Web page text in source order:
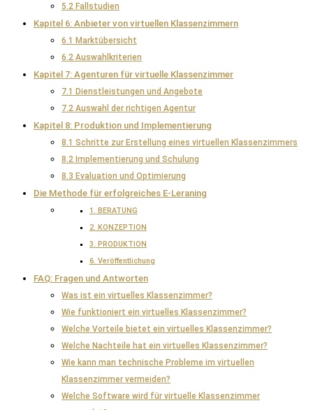
5.2 Fallstudien
Kapitel 6: Anbieter von virtuellen Klassenzimmern
6.1 Marktübersicht
6.2 Auswahlkriterien
Kapitel 7: Agenturen für virtuelle Klassenzimmer
7.1 Dienstleistungen und Angebote
7.2 Auswahl der richtigen Agentur
Kapitel 8: Produktion und Implementierung
8.1 Schritte zur Erstellung eines virtuellen Klassenzimmers
8.2 Implementierung und Schulung
8.3 Evaluation und Optimierung
Die Methode für erfolgreiches E-Leraning
1. BERATUNG
2. KONZEPTION
3. PRODUKTION
6. Veröffentlichung
FAQ: Fragen und Antworten
Was ist ein virtuelles Klassenzimmer?
Wie funktioniert ein virtuelles Klassenzimmer?
Welche Vorteile bietet ein virtuelles Klassenzimmer?
Welche Nachteile hat ein virtuelles Klassenzimmer?
Wie kann man technische Probleme im virtuellen
Klassenzimmer vermeiden?
Welche Software wird für virtuelle Klassenzimmer